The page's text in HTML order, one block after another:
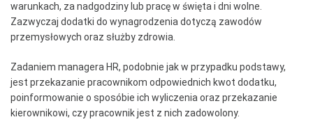
warunkach, za nadgodziny lub pracę w święta i dni wolne.
Zazwyczaj dodatki do wynagrodzenia dotyczą zawodów
przemysłowych oraz służby zdrowia.
Zadaniem managera HR, podobnie jak w przypadku podstawy,
jest przekazanie pracownikom odpowiednich kwot dodatku,
poinformowanie o sposóbie ich wyliczenia oraz przekazanie
kierownikowi, czy pracownik jest z nich zadowolony.